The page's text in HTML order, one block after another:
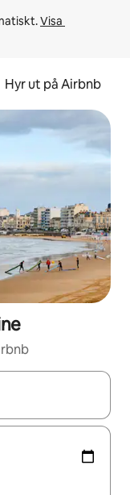
Visa
Hyr ut på Airbnb
med upp- och